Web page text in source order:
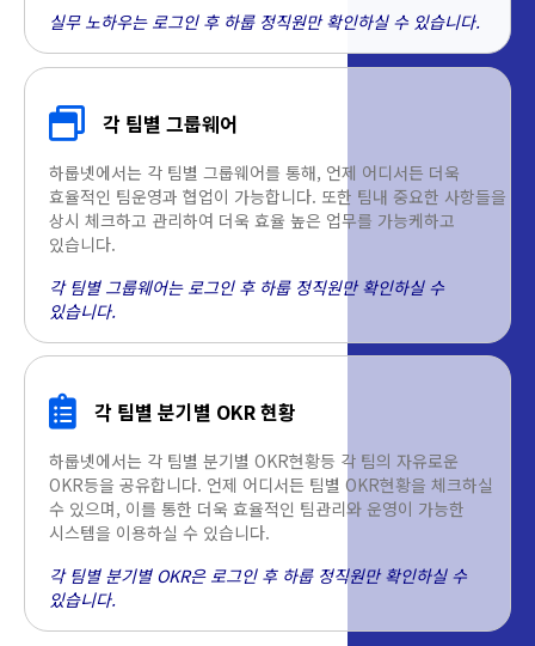
실무 노하우는 로그인 후 하룹 정직원만 확인하실 수 있습니다.
각 팀별 그룹웨어
하룹넷에서는 각 팀별 그룹웨어를 통해, 언제 어디서든 더욱
효율적인 팀운영과 협업이 가능합니다. 또한 팀내 중요한 사항들을
상시 체크하고 관리하여 더욱 효율 높은 업무를 가능케하고
있습니다.
각 팀별 그룹웨어는 로그인 후 하룹 정직원만 확인하실 수
있습니다.
각 팀별 분기별 OKR 현황
하룹넷에서는 각 팀별 분기별 OKR현황등 각 팀의 자유로운
OKR등을 공유합니다. 언제 어디서든 팀별 OKR현황을 체크하실
수 있으며, 이를 통한 더욱 효율적인 팀관리와 운영이 가능한
시스템을 이용하실 수 있습니다.
각 팀별 분기별 OKR은 로그인 후 하룹 정직원만 확인하실 수
있습니다.